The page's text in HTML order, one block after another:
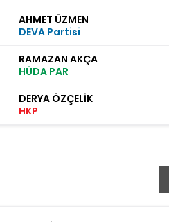
AHMET ÜZMEN
DEVA Partisi
RAMAZAN AKÇA
HÜDA PAR
DERYA ÖZÇELİK
HKP